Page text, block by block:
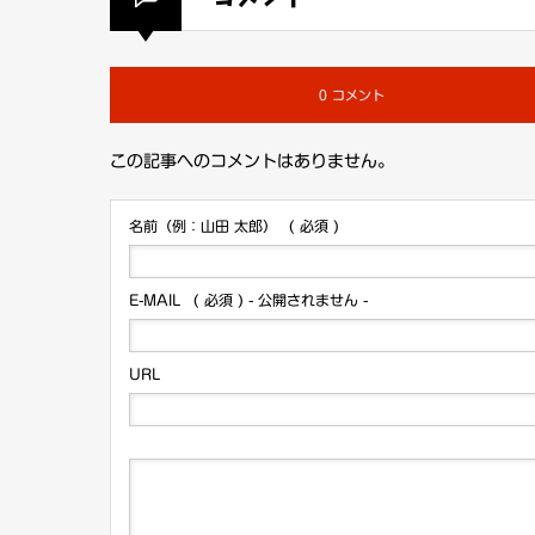
0 コメント
この記事へのコメントはありません。
名前（例：山田 太郎） ( 必須 )
E-MAIL ( 必須 ) - 公開されません -
URL